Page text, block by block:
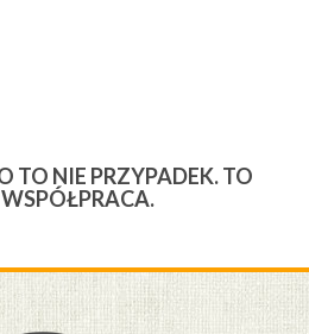
TO NIE PRZYPADEK. TO